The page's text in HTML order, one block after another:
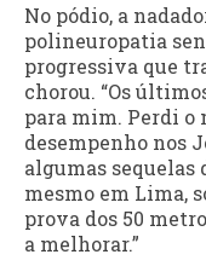
No pódio, a
polineuropatia
progressiva que
chorou. “Os
para mim. Perdi o
desempenho nos
algumas sequelas
mesmo em Lima,
prova dos 50
a melhorar.”